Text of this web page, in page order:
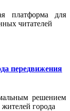
платформа для
читателей
передвижения
решением
города